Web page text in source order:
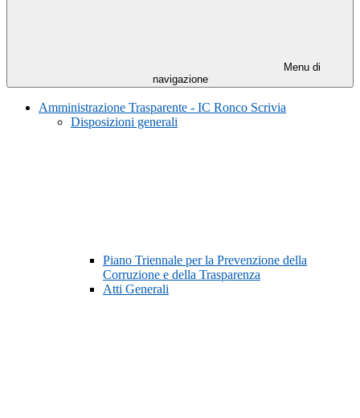
Menu di
navigazione
Amministrazione Trasparente - IC Ronco Scrivia
Disposizioni generali
Piano Triennale per la Prevenzione della
Corruzione e della Trasparenza
Atti Generali